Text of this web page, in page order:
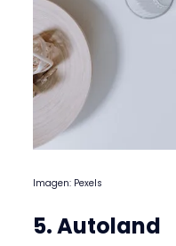
Imagen: Pexels
5. Autoland